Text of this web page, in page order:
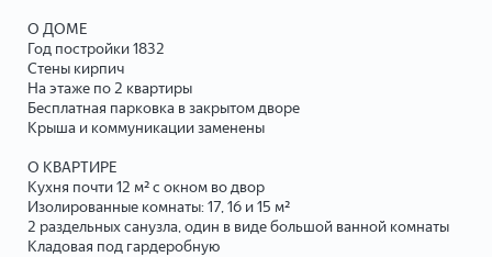
О ДОМЕ
Год постройки 1832
Стены кирпич
На этаже по 2 квартиры
Бесплатная парковка в закрытом дворе
Крыша и коммуникации заменены
О КВАРТИРЕ
Кухня почти 12 м² с окном во двор
Изолированные комнаты: 17, 16 и 15 м²
2 раздельных санузла, один в виде большой ванной комнаты
Кладовая под гардеробную